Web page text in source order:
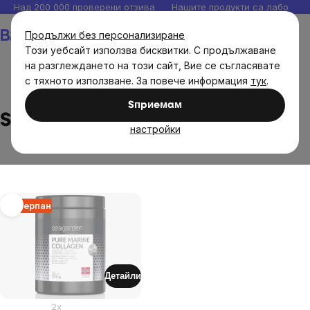
Продължи без персонализиране
Този уебсайт използва бисквитки. С продължаване
на разглеждането на този сайт, Вие се съгласявате
с тяхното използване. За повече информация тук.
Sпpиeмaм
настройки
Прескочи
към
съдържанието
Над 200 000 проверени отзива Нашите продукти са
Seagarden
Seagarden
List
products
Изчерпан
2x
Детайли